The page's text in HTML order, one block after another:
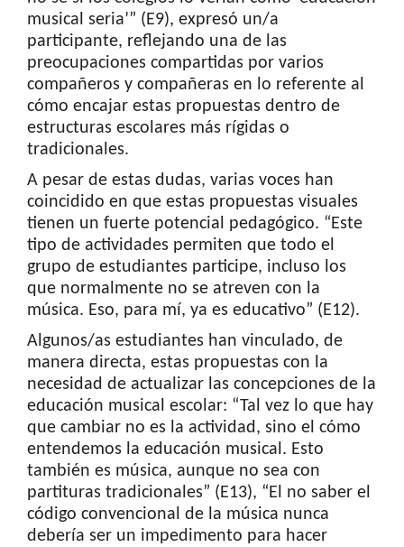
musical seria’” (E9), expresó un/a
participante, reflejando una de las
preocupaciones compartidas por varios
compañeros y compañeras en lo referente al
cómo encajar estas propuestas dentro de
estructuras escolares más rígidas o
tradicionales.
A pesar de estas dudas, varias voces han
coincidido en que estas propuestas visuales
tienen un fuerte potencial pedagógico. “Este
tipo de actividades permiten que todo el
grupo de estudiantes participe, incluso los
que normalmente no se atreven con la
música. Eso, para mí, ya es educativo” (E12).
Algunos/as estudiantes han vinculado, de
manera directa, estas propuestas con la
necesidad de actualizar las concepciones de la
educación musical escolar: “Tal vez lo que hay
que cambiar no es la actividad, sino el cómo
entendemos la educación musical. Esto
también es música, aunque no sea con
partituras tradicionales” (E13), “El no saber el
código convencional de la música nunca
debería ser un impedimento para hacer